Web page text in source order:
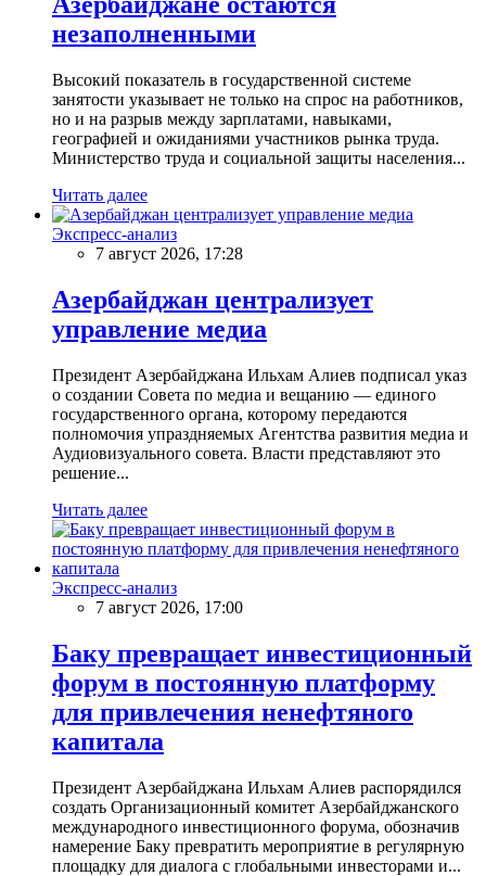
незаполненными
Высокий показатель в государственной системе
занятости указывает не только на спрос на работников,
но и на разрыв между зарплатами, навыками,
географией и ожиданиями участников рынка труда.
Министерство труда и социальной защиты населения...
Читать далее
Экспресс-анализ
7 август 2026, 17:28
Азербайджан централизует
управление медиа
Президент Азербайджана Ильхам Алиев подписал указ
о создании Совета по медиа и вещанию — единого
государственного органа, которому передаются
полномочия упраздняемых Агентства развития медиа и
Аудиовизуального совета. Власти представляют это
решение...
Читать далее
Экспресс-анализ
7 август 2026, 17:00
Баку превращает инвестиционный
форум в постоянную платформу
для привлечения ненефтяного
капитала
Президент Азербайджана Ильхам Алиев распорядился
создать Организационный комитет Азербайджанского
международного инвестиционного форума, обозначив
намерение Баку превратить мероприятие в регулярную
площадку для диалога с глобальными инвесторами и...